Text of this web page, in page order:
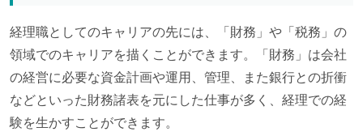
経理職としてのキャリアの先には、「財務」や「税務」の
領域でのキャリアを描くことができます。「財務」は会社
の経営に必要な資金計画や運用、管理、また銀行との折衝
などといった財務諸表を元にした仕事が多く、経理での経
験を生かすことができます。